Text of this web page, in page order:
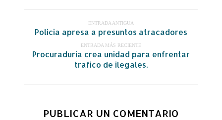
ENTRADA ANTIGUA
Policia apresa a presuntos atracadores
ENTRADA MÁS RECIENTE
Procuraduria crea unidad para enfrentar
trafico de ilegales.
PUBLICAR UN COMENTARIO